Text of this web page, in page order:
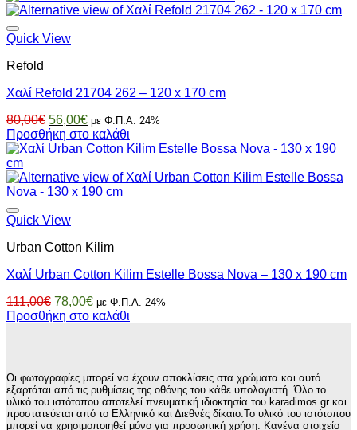
226,00€.είναι:
Quick View
Refold
Χαλί Refold 21704 262 – 120 x 170 cm
80,00€ Original
price
was:
56,00€Η
τρέχουσα
τιμή
56,00€.
με Φ.Π.Α. 24%
Προσθήκη στο καλάθι
Quick View
Urban Cotton Kilim
Χαλί Urban Cotton Kilim Estelle Bossa Nova – 130 x 190 cm
111,00€ Original
price
78,00€Η
τρέχουσα
με Φ.Π.Α. 24%
Προσθήκη στο καλάθι
Οι φωτογραφίες μπορεί να έχουν αποκλίσεις στα χρώματα και αυτό
εξαρτάται από τις ρυθμίσεις της οθόνης του κάθε υπολογιστή. Όλο το
υλικό του ιστότοπου αποτελεί πνευματική ιδιοκτησία του karadimos.gr και
προστατεύεται από το Ελληνικό και Διεθνές δίκαιο.Το υλικό του ιστότοπου
μπορεί να χρησιμοποιηθεί μόνο για προσωπική χρήση. Κανένα στοιχείο